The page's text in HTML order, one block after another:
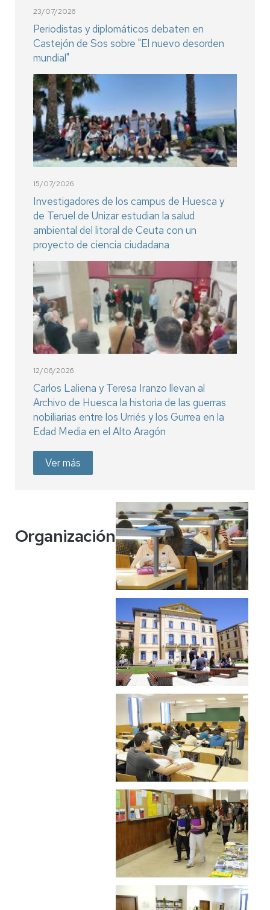
23/07/2026
Periodistas y diplomáticos debaten en
Castejón de Sos sobre "El nuevo desorden
mundial"
15/07/2026
Investigadores de los campus de Huesca y
de Teruel de Unizar estudian la salud
ambiental del litoral de Ceuta con un
proyecto de ciencia ciudadana
12/06/2026
Carlos Laliena y Teresa Iranzo llevan al
Archivo de Huesca la historia de las guerras
nobiliarias entre los Urriés y los Gurrea en la
Edad Media en el Alto Aragón
Ver más
Organización